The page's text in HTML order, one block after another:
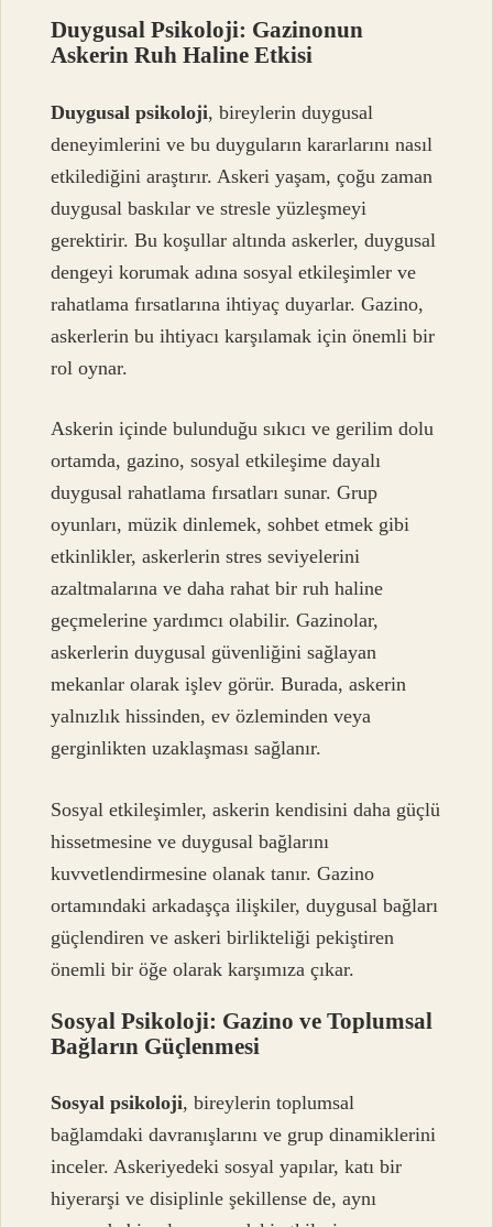
Duygusal Psikoloji: Gazinonun
Askerin Ruh Haline Etkisi
Duygusal psikoloji, bireylerin duygusal
deneyimlerini ve bu duyguların kararlarını nasıl
etkilediğini araştırır. Askeri yaşam, çoğu zaman
duygusal baskılar ve stresle yüzleşmeyi
gerektirir. Bu koşullar altında askerler, duygusal
dengeyi korumak adına sosyal etkileşimler ve
rahatlama fırsatlarına ihtiyaç duyarlar. Gazino,
askerlerin bu ihtiyacı karşılamak için önemli bir
rol oynar.
Askerin içinde bulunduğu sıkıcı ve gerilim dolu
ortamda, gazino, sosyal etkileşime dayalı
duygusal rahatlama fırsatları sunar. Grup
oyunları, müzik dinlemek, sohbet etmek gibi
etkinlikler, askerlerin stres seviyelerini
azaltmalarına ve daha rahat bir ruh haline
geçmelerine yardımcı olabilir. Gazinolar,
askerlerin duygusal güvenliğini sağlayan
mekanlar olarak işlev görür. Burada, askerin
yalnızlık hissinden, ev özleminden veya
gerginlikten uzaklaşması sağlanır.
Sosyal etkileşimler, askerin kendisini daha güçlü
hissetmesine ve duygusal bağlarını
kuvvetlendirmesine olanak tanır. Gazino
ortamındaki arkadaşça ilişkiler, duygusal bağları
güçlendiren ve askeri birlikteliği pekiştiren
önemli bir öğe olarak karşımıza çıkar.
Sosyal Psikoloji: Gazino ve Toplumsal
Bağların Güçlenmesi
Sosyal psikoloji, bireylerin toplumsal
bağlamdaki davranışlarını ve grup dinamiklerini
inceler. Askeriyedeki sosyal yapılar, katı bir
hiyerarşi ve disiplinle şekillense de, aynı